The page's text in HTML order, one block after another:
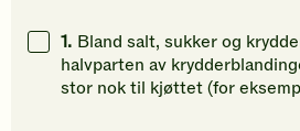
å
gi
vurdering.
gi
din
vurdering.
1. Bland salt, sukker og
halvparten av
stor nok til kjøttet (for